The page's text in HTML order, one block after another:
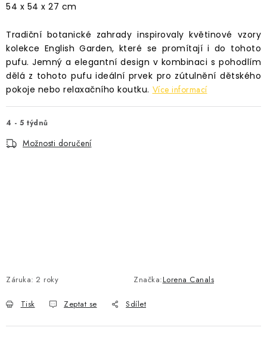
54 x 54 x 27 cm
Tradiční botanické zahrady inspirovaly květinové vzory
kolekce English Garden, které se promítají i do tohoto
pufu. Jemný a elegantní design v kombinaci s pohodlím
dělá z tohoto pufu ideální prvek pro zútulnění dětského
pokoje nebo relaxačního koutku. Více informací
4 - 5 týdnů
Možnosti doručení
Záruka: 2 roky Značka:Lorena Canals
Tisk Zeptat se Sdílet